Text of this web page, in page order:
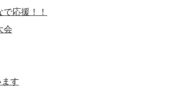
応援！！
会
す